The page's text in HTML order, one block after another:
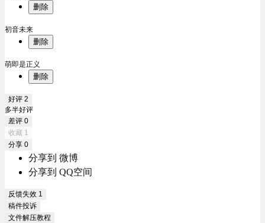
删除
初音未来
删除
萌即是正义
删除
好评 2
多半好评
差评 0
收藏 1
分享 0
分享到 微博
分享到 QQ空间
反馈失效 1
稿件投诉
文件解压教程